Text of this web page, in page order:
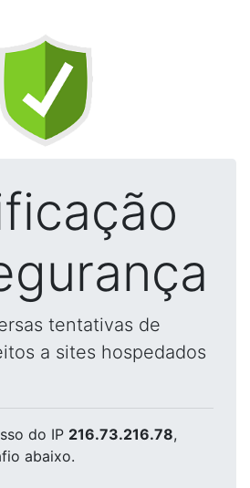
tentativas de
a sites hospedados
do IP 216.73.216.78,
abaixo.